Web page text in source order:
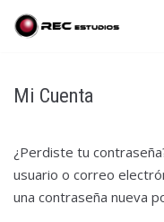
Saltar
al
Mi Cuenta
¿Perdiste tu
usuario o correo
una contraseña nueva